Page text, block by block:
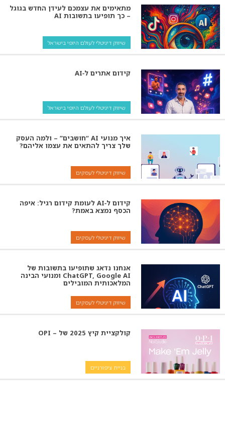
מתאימים את עצמכם לעידן החדש בגוגל
– כך תופיעו בתשובות AI
שיווק דיגיטלי לעולם היופי בישראל
קידום אתרים ל‑AI
שיווק דיגיטלי לעולם היופי בישראל
איך מנועי AI “חושבים” – ולמה העסק
שלך צריך להתאים את עצמו אליהם?
שיווק דיגיטלי לעסקים
קידום ל‑AI לעומת קידום רגיל: איפה
הכסף נמצא באמת?
שיווק דיגיטלי לעסקים
אנחנו נדאג שתופיעו בתשובות של
ChatGPT, Google AI ומנועי הבינה
המלאכותית המובילים
שיווק דיגיטלי לעסקים
קולקציית קיץ 2025 של – OPI
בניית ציפורניים